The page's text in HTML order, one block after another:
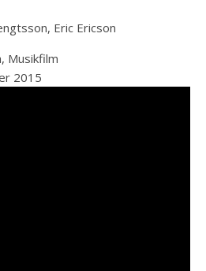
Eric Ericson
Musikfilm
2015